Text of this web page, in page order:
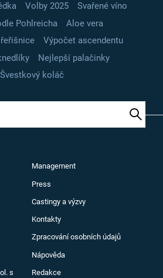
Volby 2025
Svařené víno
Pohlreicha
Aloe vera
Výpočet ascendentu
Nejlepší palačinky
Švestkový koláč
Management
Press
Castingy a výzvy
Kontakty
Zpracování osobních údajů
Nápověda
s Redakce